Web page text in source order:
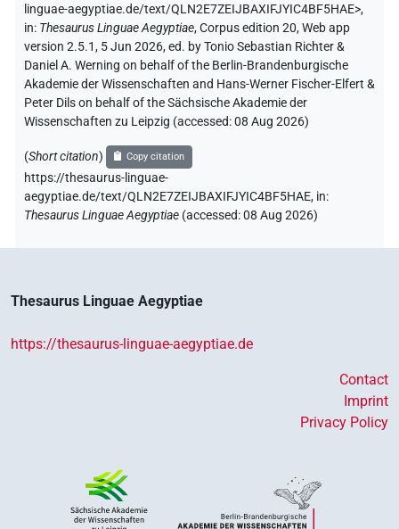
linguae-aegyptiae.de/text/QLN2E7ZEIJBAXIFJYIC4BF5HAE>,
in: Thesaurus Linguae Aegyptiae,Corpus edition 20, Web app
version 2.5.1, 5 Jun 2026, ed. by Tonio Sebastian Richter &
Daniel A. Werning on behalf of the Berlin-Brandenburgische
Akademie der Wissenschaften and Hans-Werner Fischer-Elfert &
Peter Dils on behalf of the Sächsische Akademie der
Wissenschaften zu Leipzig (accessed:08 Aug 2026)
(Short citation) Copy citation
https://thesaurus-linguae-
aegyptiae.de/text/QLN2E7ZEIJBAXIFJYIC4BF5HAE, in:
Thesaurus Linguae Aegyptiae (accessed:08 Aug 2026)
Thesaurus Linguae Aegyptiae
https://thesaurus-linguae-aegyptiae.de
Contact
Imprint
Privacy Policy